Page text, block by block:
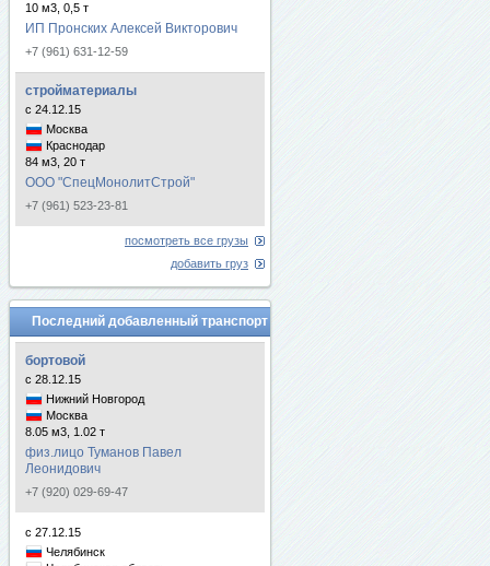
10 м3, 0,5 т
ИП Пронских Алексей Викторович
+7 (961) 631-12-59
стройматериалы
с 24.12.15
Москва
Краснодар
84 м3, 20 т
ООО "СпецМонолитСтрой"
+7 (961) 523-23-81
посмотреть все грузы
добавить груз
Последний добавленный транспорт
бортовой
с 28.12.15
Нижний Новгород
Москва
8.05 м3, 1.02 т
физ.лицо Туманов Павел
Леонидович
+7 (920) 029-69-47
с 27.12.15
Челябинск